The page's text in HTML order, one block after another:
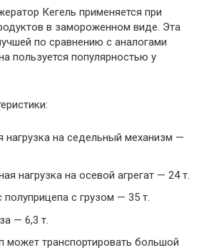
Кегель применяется при
в замороженном виде. Эта
по сравнению с аналогами
пользуется популярностью у
нагрузка на седельный механизм —
нагрузка на осевой агрегат — 24 т.
с грузом — 35 т.
— 6,3 т.
может транспортировать большой